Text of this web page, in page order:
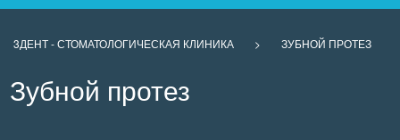
3ДЕНТ - СТОМАТОЛОГИЧЕСКАЯ КЛИНИКА > ЗУБНОЙ ПРОТЕЗ
Зубной протез